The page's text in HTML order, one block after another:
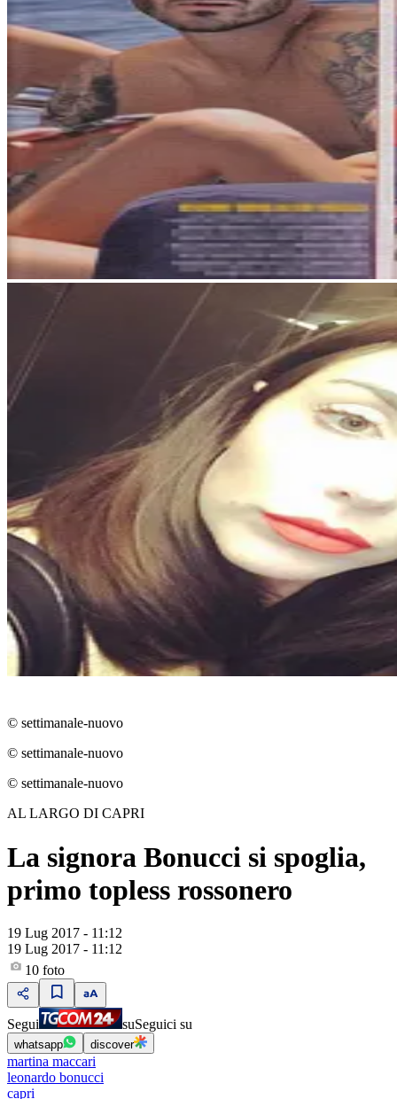
© settimanale-nuovo
© settimanale-nuovo
© settimanale-nuovo
AL LARGO DI CAPRI
La signora Bonucci si spoglia,
primo topless rossonero
19 Lug 2017 - 11:12
19 Lug 2017 - 11:12
10 foto
Segui suSeguici su
whatsapp discover
martina maccari
leonardo bonucci
capri